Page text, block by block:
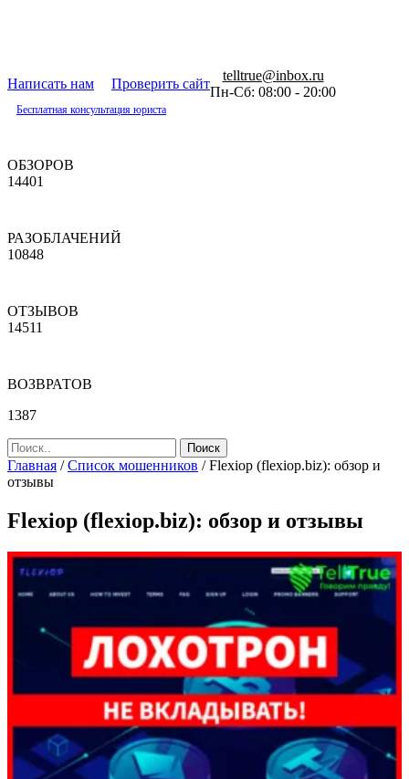
Написать нам Проверить сайт
telltrue@inbox.ru
Пн-Сб: 08:00 - 20:00
Бесплатная консультация юриста
ОБЗОРОВ
14401
РАЗОБЛАЧЕНИЙ
10848
ОТЗЫВОВ
14511
ВОЗВРАТОВ
1387
Главная /Список мошенников /Flexiop (flexiop.biz): обзор и
отзывы
Flexiop (flexiop.biz): обзор и отзывы